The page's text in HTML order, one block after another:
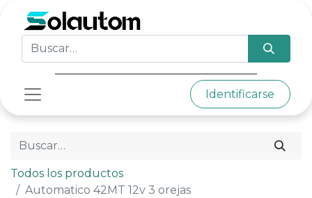
Identificarse
Todos los productos
Automatico 42MT 12v 3 orejas